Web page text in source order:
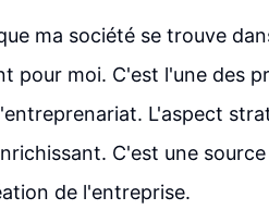
ma société se trouve
pour moi. C'est l'une des
L'aspect
C'est une
de l'entreprise.